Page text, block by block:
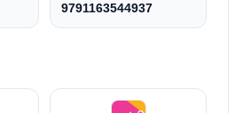
9791163544937